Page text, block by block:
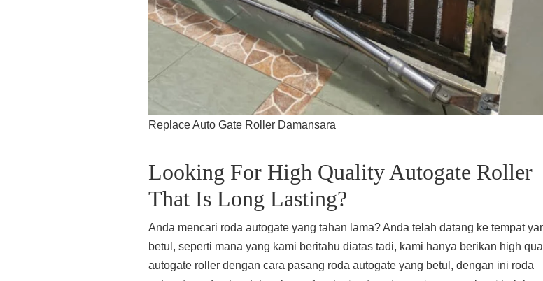
Replace Auto Gate Roller Damansara
Looking For High Quality Autogate Roller
That Is Long Lasting?
Anda mencari roda autogate yang tahan lama? Anda telah datang ke tempat
betul, seperti mana yang kami beritahu diatas tadi, kami hanya berikan high
autogate roller dengan cara pasang roda autogate yang betul, dengan ini roda